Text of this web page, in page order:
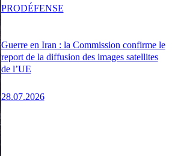
Guerre en Iran : la Commission confirme le
report de la diffusion des images satellites
de l’UE
28.07.2026
PRODÉFENSE